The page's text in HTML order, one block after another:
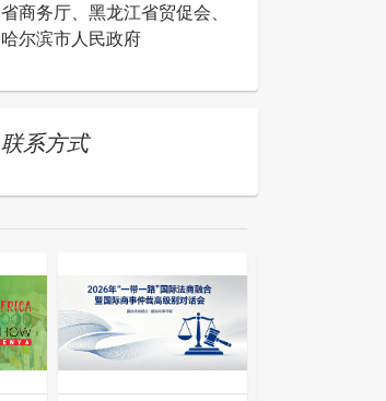
省商务厅、黑龙江省贸促会、
哈尔滨市人民政府
联系方式